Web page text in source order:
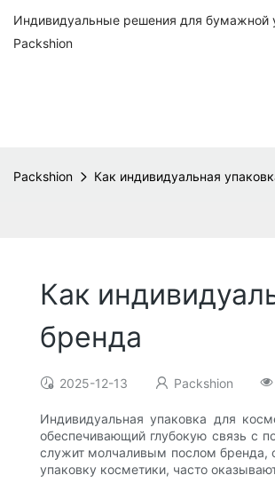
Индивидуальные решения для бумажной
Packshion
Packshion Как индивидуальная
Как
бренда
2025-12-13 Packshion
Индивидуальная упаковка для
обеспечивающий глубокую связь с
служит молчаливым послом бренда,
упаковку косметики, часто